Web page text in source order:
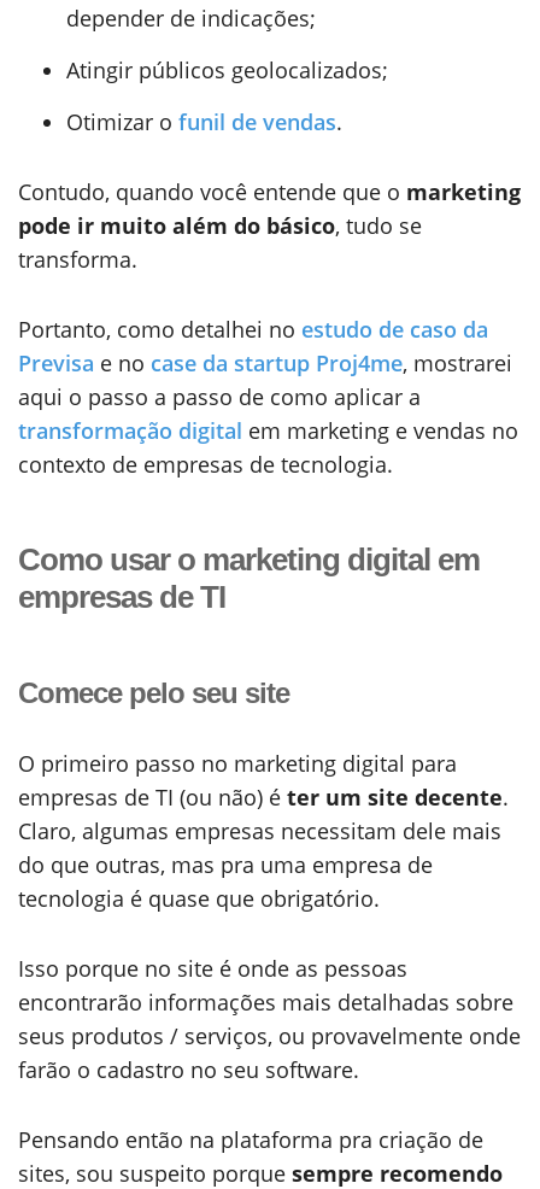
depender de indicações;
Atingir públicos geolocalizados;
Otimizar o funil de vendas.
Contudo, quando você entende que o marketing
pode ir muito além do básico, tudo se
transforma.
Portanto, como detalhei no estudo de caso da
Previsa e no case da startup Proj4me, mostrarei
aqui o passo a passo de como aplicar a
transformação digital em marketing e vendas no
contexto de empresas de tecnologia.
Como usar o marketing digital em
empresas de TI
Comece pelo seu site
O primeiro passo no marketing digital para
empresas de TI (ou não) é ter um site decente.
Claro, algumas empresas necessitam dele mais
do que outras, mas pra uma empresa de
tecnologia é quase que obrigatório.
Isso porque no site é onde as pessoas
encontrarão informações mais detalhadas sobre
seus produtos / serviços, ou provavelmente onde
farão o cadastro no seu software.
Pensando então na plataforma pra criação de
sites, sou suspeito porque sempre recomendo